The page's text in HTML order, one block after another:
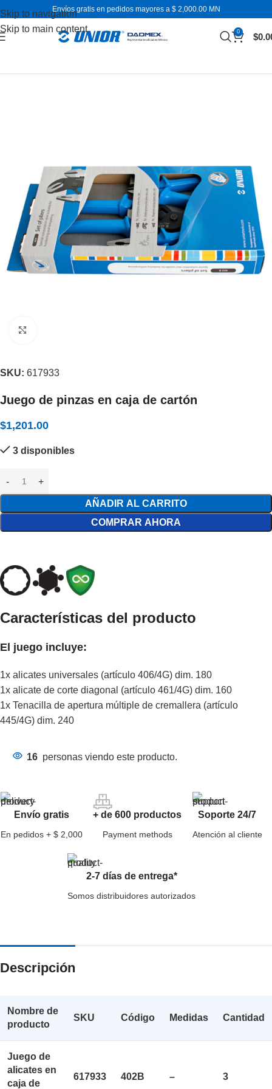
Skip to navigation
Skip to main content
Envíos gratis en pedidos mayores a $ 2,000.00 MN
0 $
SKU: 617933
Juego de pinzas en caja de cartón
$1,201.00
3 disponibles
AÑADIR AL CARRITO
COMPRAR AHORA
Características del producto
El juego incluye:
1x alicates universales (artículo 406/4G) dim. 180
1x alicate de corte diagonal (artículo 461/4G) dim. 160
1x Tenacilla de apertura múltiple de cremallera (artículo
445/4G) dim. 240
16 personas viendo este producto.
Envío gratis
En pedidos + $ 2,000
+ de 600 productos
Payment methods
Soporte 24/7
Atención al cliente
2-7 días de entrega*
Somos distribuidores autorizados
Descripción
Nombre de
producto
SKU Código Medidas Cantidad
Juego de
alicates en
caja de
617933 402B – 3